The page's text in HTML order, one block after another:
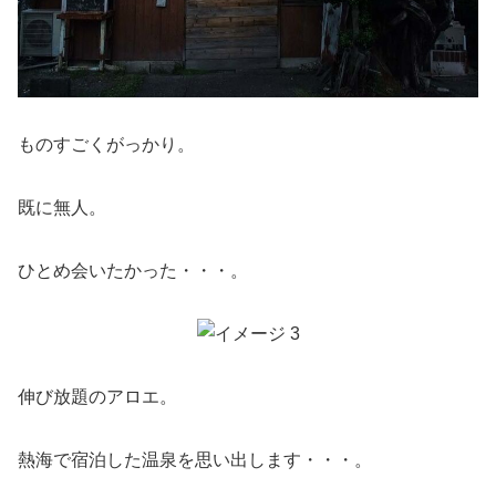
ものすごくがっかり。
既に無人。
ひとめ会いたかった・・・。
伸び放題のアロエ。
熱海で宿泊した温泉を思い出します・・・。